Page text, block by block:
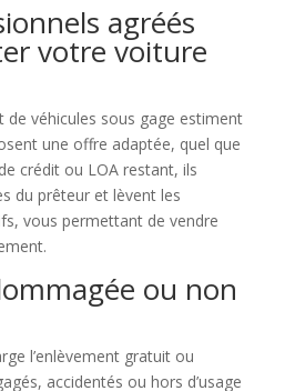
agréés
votre voiture
de véhicules sous gage estiment
une offre adaptée, quel que
crédit ou LOA restant, ils
du prêteur et lèvent les
vous permettant de vendre
ou non
l’enlèvement gratuit ou
accidentés ou hors d’usage